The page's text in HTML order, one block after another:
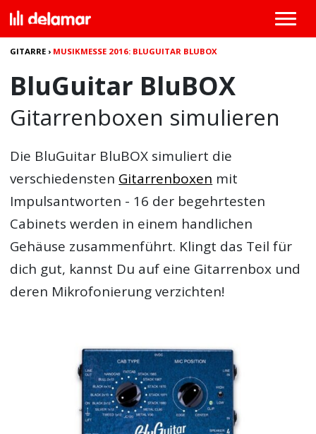
GITARRE › MUSIKMESSE 2016: BLUGUITAR BLUBOX
BluGuitar BluBOX
Gitarrenboxen simulieren
Die BluGuitar BluBOX simuliert die
verschiedensten Gitarrenboxen mit
Impulsantworten - 16 der begehrtesten
Cabinets werden in einem handlichen
Gehäuse zusammenführt. Klingt das Teil für
dich gut, kannst Du auf eine Gitarrenbox und
deren Mikrofonierung verzichten!